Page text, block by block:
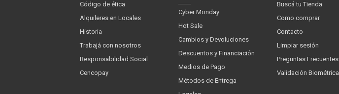
Código de ética
Alquileres en Locales
Historia
Trabajá con nosotros
Responsabilidad Social
Cencopay
Cyber Monday
Hot Sale
Cambios y Devoluciones
Descuentos y Financiación
Medios de Pago
Métodos de Entrega
Buscá tu Tienda
Como comprar
Contacto
Limpiar sesión
Preguntas Frecuentes
Validación Biométrica